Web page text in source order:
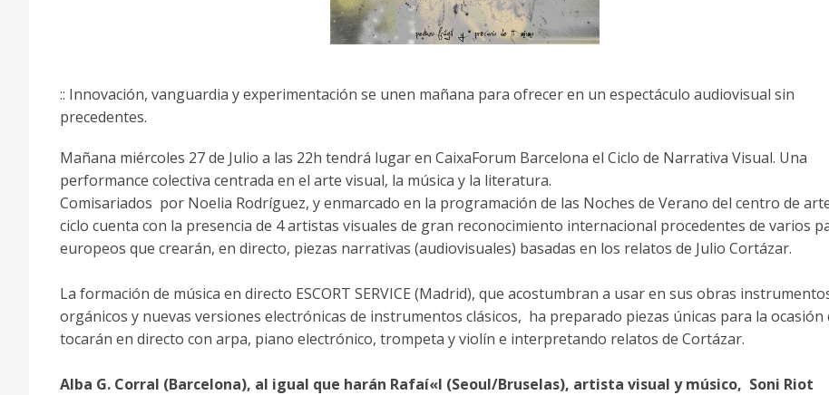
:: Innovación, vanguardia y experimentación se unen mañana para ofrecer en un espectáculo audiovisual sin
precedentes.
Mañana miércoles 27 de Julio a las 22h tendrá lugar en CaixaForum Barcelona el Ciclo de Narrativa Visual. Una
performance colectiva centrada en el arte visual, la música y la literatura.
Comisariados por Noelia Rodrí­guez, y enmarcado en la programación de las Noches de Verano del centro de
ciclo cuenta con la presencia de 4 artistas visuales de gran reconocimiento internacional procedentes de varios
europeos que crearán, en directo, piezas narrativas (audiovisuales) basadas en los relatos de Julio Cortázar.
La formación de música en directo ESCORT SERVICE (Madrid), que acostumbran a usar en sus obras
orgánicos y nuevas versiones electrónicas de instrumentos clásicos, ha preparado piezas únicas para la ocasión
tocarán en directo con arpa, piano electrónico, trompeta y violí­n e interpretando relatos de Cortázar.
Alba G. Corral (Barcelona), al igual que harán Rafaí«l (Seoul/Bruselas), artista visual y músico, Soni Riot